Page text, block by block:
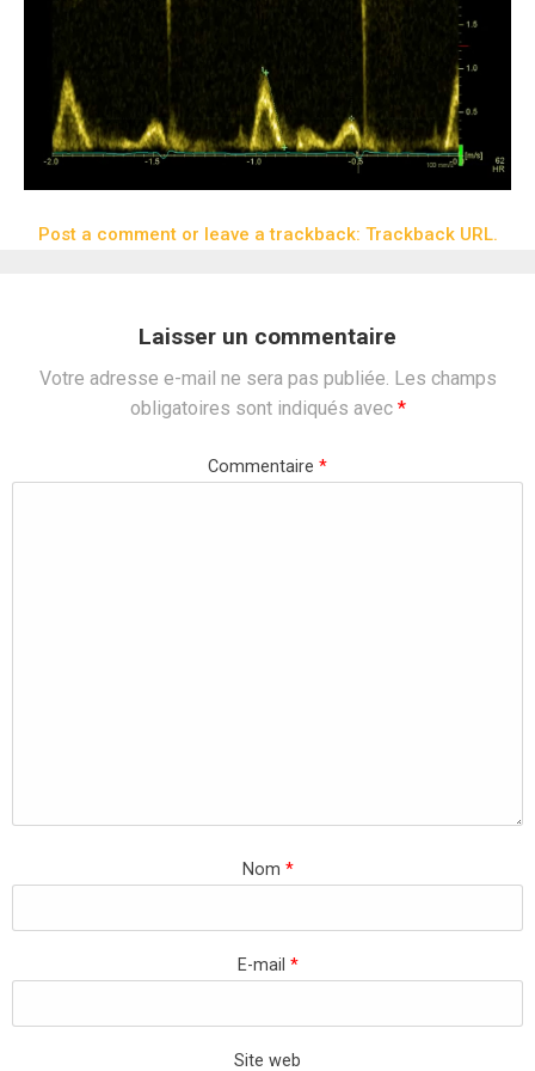
Post a commentor leave a trackback: Trackback URL.
Laisser un commentaire
Votre adresse e-mail ne sera pas publiée. Les champs
obligatoires sont indiqués avec *
Commentaire *
Nom *
E-mail *
Site web